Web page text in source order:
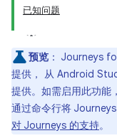
已知问题
预览 ： Journeys
提供， 从 Android
提供。如需启用此功能
通过命令行将
对 Journeys 的支持。